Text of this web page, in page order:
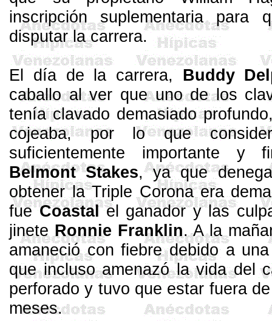
inscripción suplementaria para
disputar la carrera.
El día de la carrera, Buddy
caballo al ver que uno de los
tenía clavado demasiado
cojeaba, por lo que
suficientemente importante y
Belmont Stakes, ya que
obtener la Triple Corona era
fueCoastalel ganador y las
jinete Ronnie Franklin. A la
amaneció con fiebre debido a
que incluso amenazó la vida del
perforado y tuvo que estar fuera
meses.